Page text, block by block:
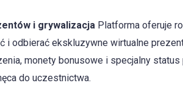
i grywalizacja Platforma oferuje
i odbierać ekskluzywne wirtualne
monety bonusowe i specjalny
do uczestnictwa.